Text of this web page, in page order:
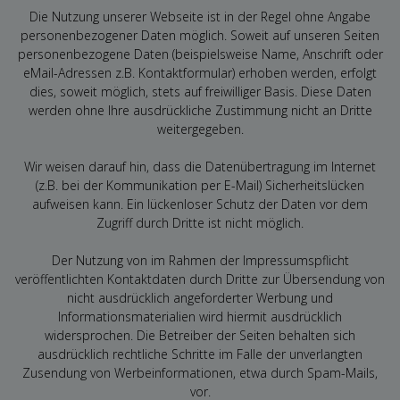
Die Nutzung unserer Webseite ist in der Regel ohne Angabe
personenbezogener Daten möglich. Soweit auf unseren Seiten
personenbezogene Daten (beispielsweise Name, Anschrift oder
eMail-Adressen z.B. Kontaktformular) erhoben werden, erfolgt
dies, soweit möglich, stets auf freiwilliger Basis. Diese Daten
werden ohne Ihre ausdrückliche Zustimmung nicht an Dritte
weitergegeben.
Wir weisen darauf hin, dass die Datenübertragung im Internet
(z.B. bei der Kommunikation per E-Mail) Sicherheitslücken
aufweisen kann. Ein lückenloser Schutz der Daten vor dem
Zugriff durch Dritte ist nicht möglich.
Der Nutzung von im Rahmen der Impressumspflicht
veröffentlichten Kontaktdaten durch Dritte zur Übersendung von
nicht ausdrücklich angeforderter Werbung und
Informationsmaterialien wird hiermit ausdrücklich
widersprochen. Die Betreiber der Seiten behalten sich
ausdrücklich rechtliche Schritte im Falle der unverlangten
Zusendung von Werbeinformationen, etwa durch Spam-Mails,
vor.